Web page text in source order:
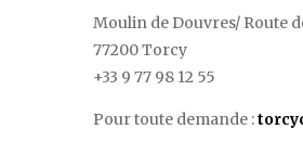
Moulin de Douvres/ Route
77200 Torcy
+33 9 77 98 12 55
Pour toute demande :